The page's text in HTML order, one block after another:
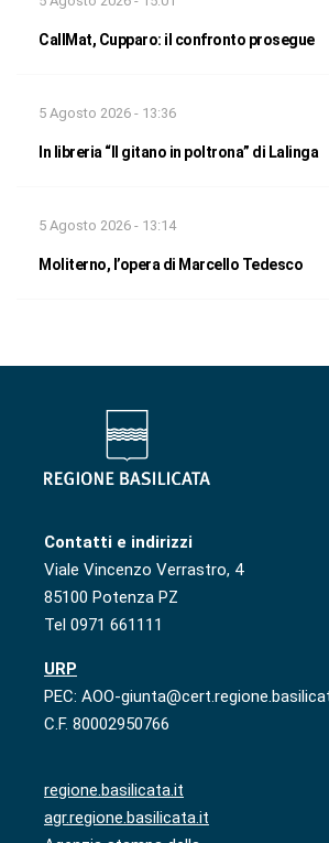
CallMat, Cupparo: il confronto prosegue
5 Agosto 2026 - 13:36
In libreria “Il gitano in poltrona” di Lalinga
5 Agosto 2026 - 13:14
Moliterno, l’opera di Marcello Tedesco
Contatti e indirizzi
Viale Vincenzo Verrastro, 4
85100 Potenza PZ
Tel 0971 661111
URP
PEC: AOO-
C.F. 80002950766
regione.basilicata.it
agr.regione.basilicata.it